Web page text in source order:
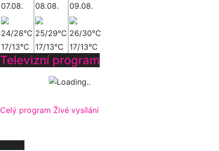
07.08.
08.08.
09.08.
24/28°C 25/29°C 26/30°C
17/13°C
17/13°C 17/13°C
Televizní program
Celý program Živé vysílání